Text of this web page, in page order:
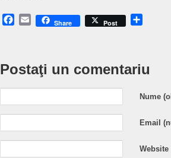
Facebook
EmailShare Post
Postaţi un comentariu
Nume
Email
Website